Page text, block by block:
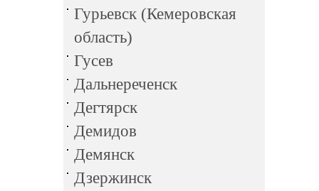
Гурьевск (Кемеровская
область)
Гусев
Дальнереченск
Дегтярск
Демидов
Демянск
Дзержинск